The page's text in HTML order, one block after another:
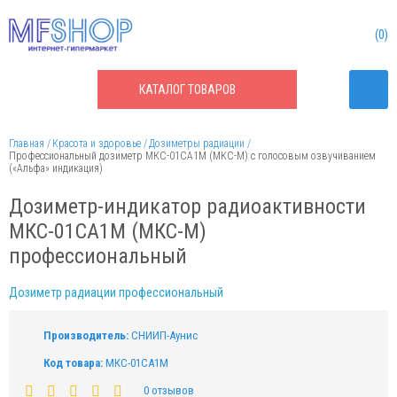
КАТАЛОГТОВАРОВ
0
Главная Красота и здоровье
Дозиметры радиации
Профессиональный дозиметр МКС-01СА1М (МКС-М) с голосовым озвучиванием
(«Альфа» индикация)
Дозиметр-индикатор радиоактивности
МКС-01СА1М (МКС-М)
профессиональный
Дозиметр радиации профессиональный
Производитель: СНИИП-Аунис
Код товара: МКС-01СА1М
0 отзывов